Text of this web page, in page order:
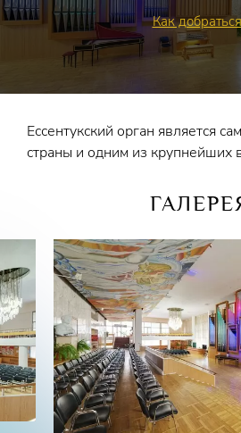
Как
Ессентукский орган является
страны и одним из крупнейших